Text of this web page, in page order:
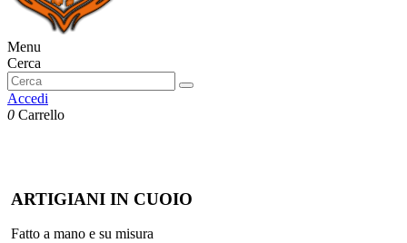
Menu
Cerca
Accedi
0 Carrello
ARTIGIANI IN CUOIO
Fatto a mano e su misura